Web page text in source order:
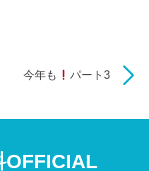
今年も パート3
OFFICIAL